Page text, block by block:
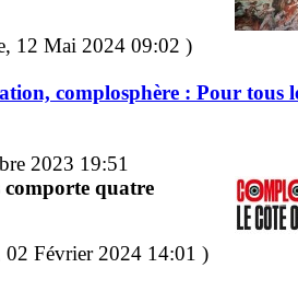
12 Mai 2024 09:02 )
complosphère : Pour tous
2023 19:51
comporte quatre
Février 2024 14:01 )